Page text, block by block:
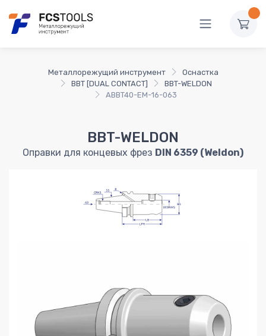
Металлорежущий инструмент
Оснастка
BBT [DUAL CONTACT]
BBT-WELDON
ABBT40-EM-16-063
BBT-WELDON
Оправки для концевых фрез DIN 6359 (Weldon)